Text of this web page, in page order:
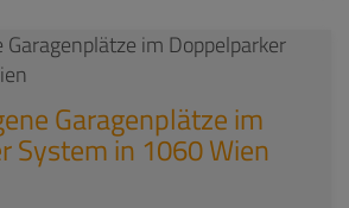
Garagenplätze im
System in 1060 Wien